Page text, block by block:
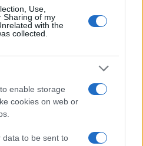
Use,
Sharing of my
with the
collected.
enable storage
cookies on web or
data to be sent to
S
h
a
precedente
articolo